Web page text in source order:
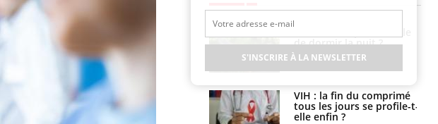
de dormir la nuit ?
VIH : la fin du comprimé
tous les jours se profile-t-
elle enfin ?
pourquoi le risque de
noyade grimpe-t-il ?
Le Viagra pourrait-il
freiner la propagation du
cancer ?
S'INSCRIRE À LA NEWSLETTER